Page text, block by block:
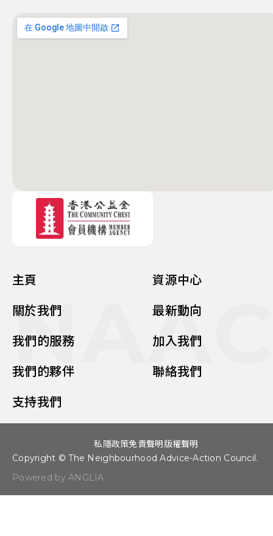
主頁
關於我們
我們的服務
我們的夥伴
支持我們
資源中心
最新動向
加入我們
聯絡我們
Copyright © The Neighbourhood Advice-Action Council.
Powered by ANGLIA
私隱政策免責聲明版權聲明